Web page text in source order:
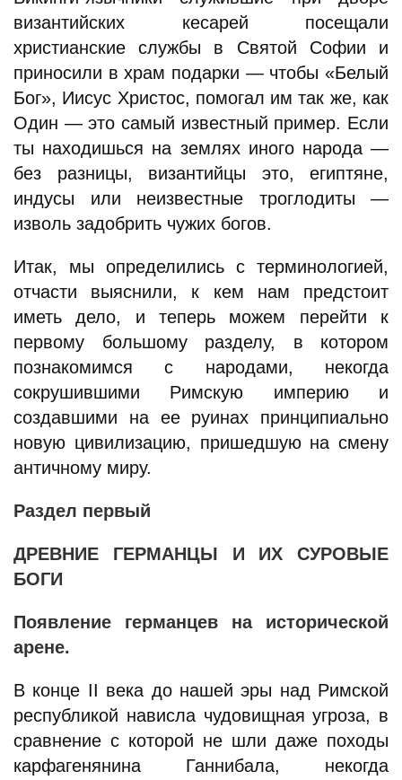
византийских кесарей посещали
христианские службы в Святой Софии и
приносили в храм подарки — чтобы «Белый
Бог», Иисус Христос, помогал им так же, как
Один — это самый известный пример. Если
ты находишься на землях иного народа —
без разницы, византийцы это, египтяне,
индусы или неизвестные троглодиты —
изволь задобрить чужих богов.
Итак, мы определились с терминологией,
отчасти выяснили, к кем нам предстоит
иметь дело, и теперь можем перейти к
первому большому разделу, в котором
познакомимся с народами, некогда
сокрушившими Римскую империю и
создавшими на ее руинах принципиально
новую цивилизацию, пришедшую на смену
античному миру.
Раздел первый
ДРЕВНИЕ ГЕРМАНЦЫ И ИХ СУРОВЫЕ
БОГИ
Появление германцев на исторической
арене.
В конце II века до нашей эры над Римской
республикой нависла чудовищная угроза, в
сравнение с которой не шли даже походы
карфагенянина Ганнибала, некогда